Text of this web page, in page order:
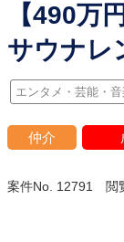
【490万
サウナレ
エンタメ・芸能・音
仲介
案件No. 12791 閲